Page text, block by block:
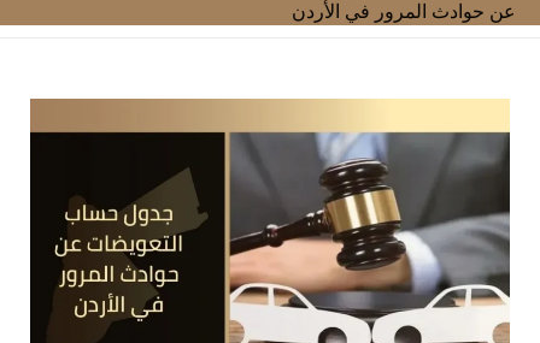
عن حوادث المرور في الأردن